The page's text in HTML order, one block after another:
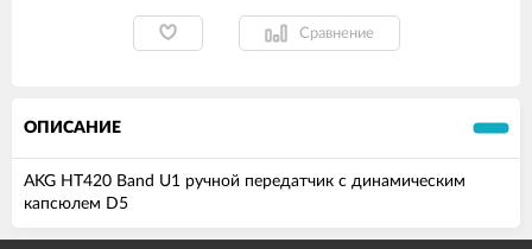
Сравнение
ОПИСАНИЕ
AKG HT420 Band U1 ручной передатчик с динамическим
капсюлем D5